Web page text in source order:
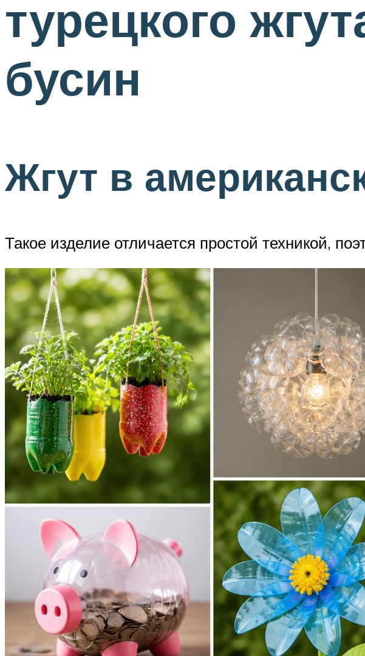
турецкого
бусин
Жгут в
Такое изделие отличается простой техникой,